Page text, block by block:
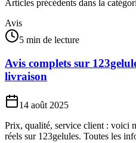
Articles précédents dans la
Avis
5 min de lecture
Avis complets sur
livraison
14 août 2025
Prix, qualité, service client : voici
réels sur 123gelules. Toutes les